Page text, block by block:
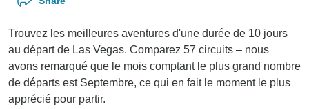
Trouvez les meilleures aventures d'une durée de 10 jours
au départ de Las Vegas. Comparez 57 circuits – nous
avons remarqué que le mois comptant le plus grand nombre
de départs est Septembre, ce qui en fait le moment le plus
apprécié pour partir.